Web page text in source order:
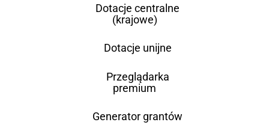
Dotacje centralne
(krajowe)
Dotacje unijne
Przeglądarka
premium
Generator grantów